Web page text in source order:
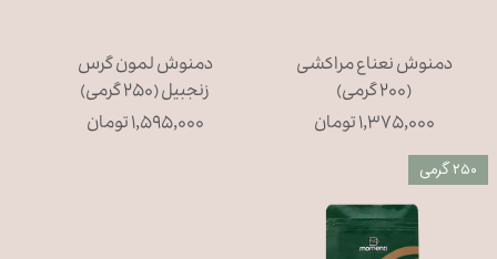
دمنوش نعناع مراکشی
(۲۰۰ گرمی)
۱,۳۷۵,۰۰۰ تومان
دمنوش لمون گرس
زنجبیل (۲۵۰ گرمی)
۱,۵۹۵,۰۰۰ تومان
۲۵۰ گرمی